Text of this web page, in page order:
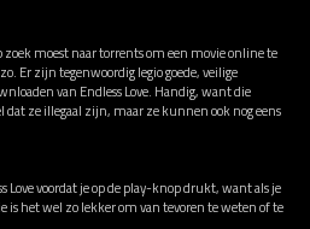
zoek moest naar torrents om een movie online te
Er zijn tegenwoordig legio goede, veilige
van Endless Love. Handig, want die
ze illegaal zijn, maar ze kunnen ook nog eens
Love voordat je op de play-knop drukt, want als je
is het wel zo lekker om van tevoren te weten of te